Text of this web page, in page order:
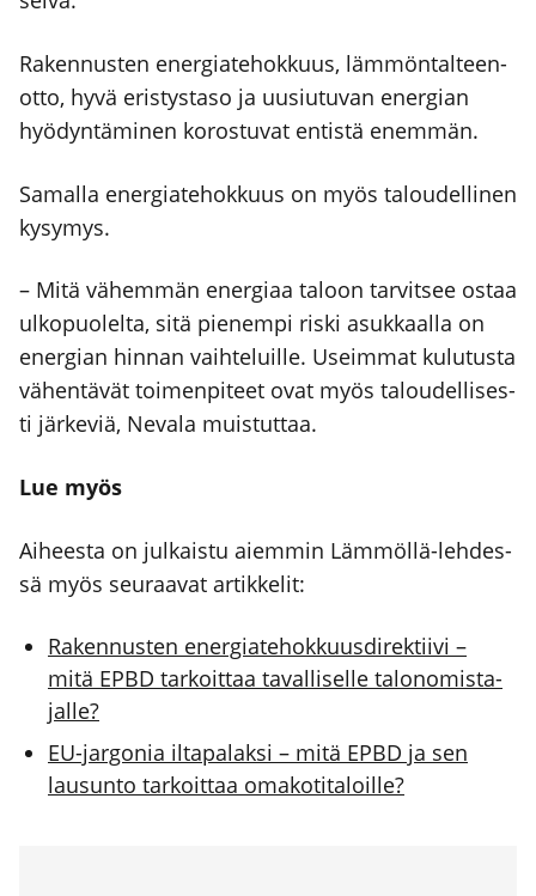
Raken­nus­ten ener­gia­te­hok­kuus, läm­mön­tal­teen­
ot­to, hyvä eris­tys­ta­so ja uusiu­tu­van ener­gian
hyö­dyn­tä­mi­nen koros­tu­vat entis­tä enem­män.
Samal­la ener­gia­te­hok­kuus on myös talou­del­li­nen
kysy­mys.
– Mitä vähem­män ener­gi­aa taloon tar­vit­see ostaa
ulko­puo­lel­ta, sitä pie­nem­pi ris­ki asuk­kaal­la on
ener­gian hin­nan vaih­te­luil­le. Useim­mat kulu­tus­ta
vähen­tä­vät toi­men­pi­teet ovat myös talou­del­li­ses­
ti jär­ke­viä, Neva­la muis­tut­taa.
Lue myös
Aihees­ta on jul­kais­tu aiem­min Läm­möl­lä-leh­des­
sä myös seu­raa­vat artik­ke­lit:
Raken­nus­ten ener­gia­te­hok­kuus­di­rek­tii­vi –
mitä EPBD tar­koit­taa taval­li­sel­le talo­no­mis­ta­
jal­le?
EU-jar­go­nia ilta­pa­lak­si – mitä EPBD ja sen
lausun­to tar­koit­taa oma­ko­ti­ta­loil­le?